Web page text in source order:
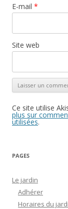
E-mail *
Site web
Ce site utilise
plus sur
utilisées.
PAGES
Le jardin
Adhérer
Horaires du